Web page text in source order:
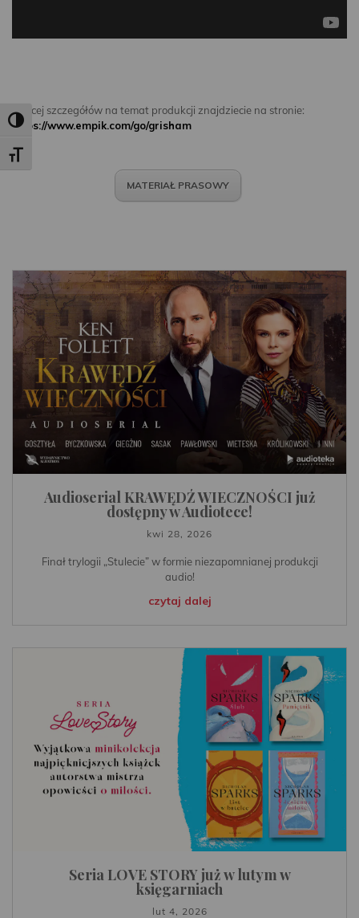
Toggle High Contrast
Toggle Font size
Więcej szczegółów na temat produkcji znajdziecie na stronie:
https://www.empik.com/go/grisham
MATERIAŁ PRASOWY
Audioserial KRAWĘDŹ WIECZNOŚCI już
dostępny w Audiotece!
kwi 28, 2026
Finał trylogii „Stulecie” w formie niezapomnianej produkcji
audio!
czytaj dalej
Seria LOVE STORY już w lutym w
księgarniach
lut 4, 2026